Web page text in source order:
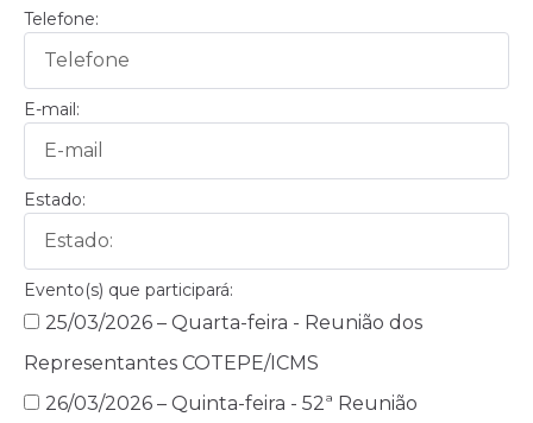
Telefone:
E-mail:
Estado:
Evento(s) que participará:
25/03/2026 – Quarta-feira - Reunião dos
Representantes COTEPE/ICMS
26/03/2026 – Quinta-feira - 52ª Reunião